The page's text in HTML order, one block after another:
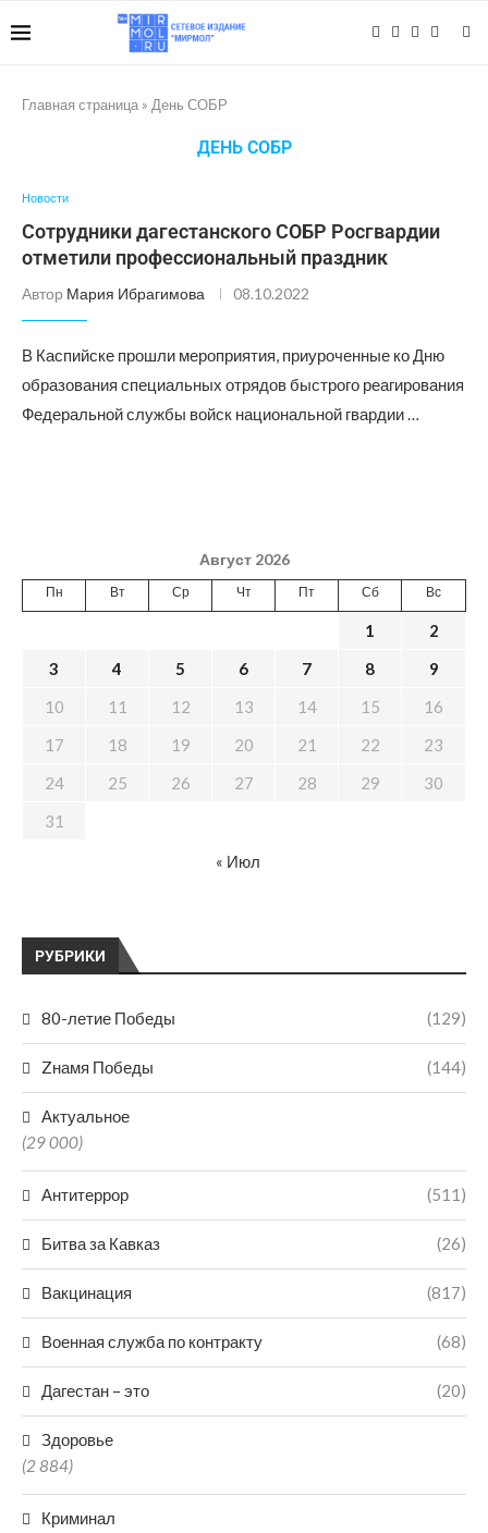
Главная страница » День СОБР
ДЕНЬ СОБР
Новости
Сотрудники дагестанского СОБР Росгвардии
отметили профессиональный праздник
Автор Мария Ибрагимова 08.10.2022
В Каспийске прошли мероприятия, приуроченные ко Дню
образования специальных отрядов быстрого реагирования
Федеральной службы войск национальной гвардии …
РУБРИКИ
80-летие Победы (129)
Zнамя Победы (144)
Актуальное
(29 000)
Антитеррор (511)
Битва за Кавказ (26)
Вакцинация (817)
Военная служба по контракту (68)
Дагестан – это (20)
Здоровье
(2 884)
Криминал
Август 2026
Пн Вт Ср Чт Пт Сб Вс
1
2
3
4 5 6 7 8
9
10
11 12 13 14 15
16
17
18 19 20 21 22
23
24
25 26 27 28 29
30
31
« Июл